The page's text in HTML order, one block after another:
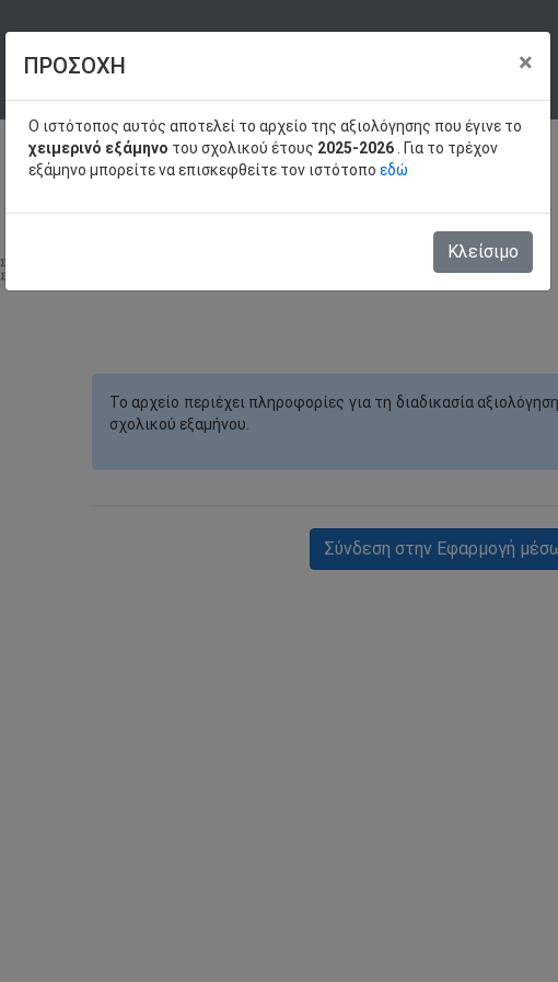
ΠΡΟΣΟΧΗ ×
O ιστότοπος αυτός αποτελεί το αρχείο της αξιολόγησης που έγινε το
χειμερινό εξάμηνο του σχολικού έτους 2025-2026
. Για το τρέχον
εξάμηνο μπορείτε να επισκεφθείτε τον ιστότοπο εδώ
Κλείσιμο
Εφαρμογή
Αξιολόγησης ΣΑΕΚ
Το αρχείο περιέχει πληροφορίες για τη διαδικασία
σχολικού εξαμήνου.